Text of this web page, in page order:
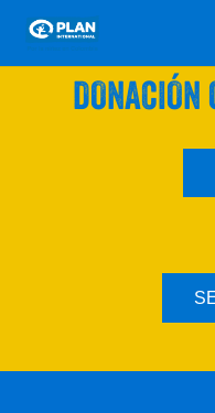
SÚMATE A
DONACIÓN